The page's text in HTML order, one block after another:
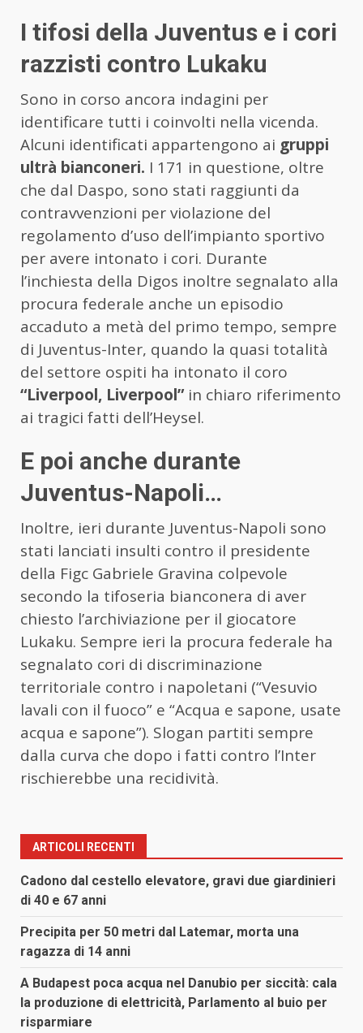
I tifosi della Juventus e i cori
razzisti contro Lukaku
Sono in corso ancora indagini per
identificare tutti i coinvolti nella vicenda.
Alcuni identificati appartengono ai gruppi
ultrà bianconeri. I 171 in questione, oltre
che dal Daspo, sono stati raggiunti da
contravvenzioni per violazione del
regolamento d’uso dell’impianto sportivo
per avere intonato i cori. Durante
l’inchiesta della Digos inoltre segnalato alla
procura federale anche un episodio
accaduto a metà del primo tempo, sempre
di Juventus-Inter, quando la quasi totalità
del settore ospiti ha intonato il coro
“Liverpool, Liverpool”in chiaro riferimento
ai tragici fatti dell’Heysel.
E poi anche durante
Juventus-Napoli…
Inoltre, ieri durante Juventus-Napoli sono
stati lanciati insulti contro il presidente
della Figc Gabriele Gravina colpevole
secondo la tifoseria bianconera di aver
chiesto l’archiviazione per il giocatore
Lukaku. Sempre ieri la procura federale ha
segnalato cori di discriminazione
territoriale contro i napoletani (“Vesuvio
lavali con il fuoco” e “Acqua e sapone, usate
acqua e sapone”). Slogan partiti sempre
dalla curva che dopo i fatti contro l’Inter
rischierebbe una recidività.
ARTICOLI RECENTI
Cadono dal cestello elevatore, gravi due giardinieri
di 40 e 67 anni
Precipita per 50 metri dal Latemar, morta una
ragazza di 14 anni
A Budapest poca acqua nel Danubio per siccità: cala
la produzione di elettricità, Parlamento al buio per
risparmiare